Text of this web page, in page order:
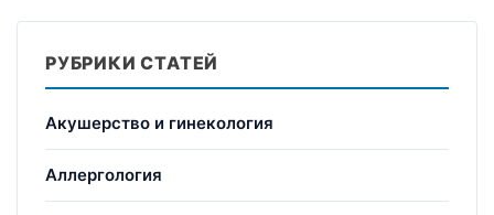
РУБРИКИ СТАТЕЙ
Акушерство и гинекология
Аллергология